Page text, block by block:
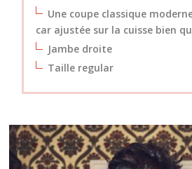
Une coupe classique
car ajustée sur la cuisse bien
Jambe droite
Taille regular